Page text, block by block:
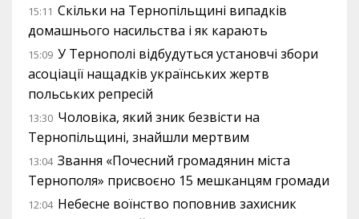
15:11 Скільки на Тернопільщині випадків
домашнього насильства і як карають
15:09 У Тернополі відбудуться установчі збори
асоціації нащадків українських жертв
польських репресій
13:30 Чоловіка, який зник безвісти на
Тернопільщині, знайшли мертвим
13:04 Звання «Почесний громадянин міста
Тернополя» присвоєно 15 мешканцям громади
12:04 Небесне воїнство поповнив захисник